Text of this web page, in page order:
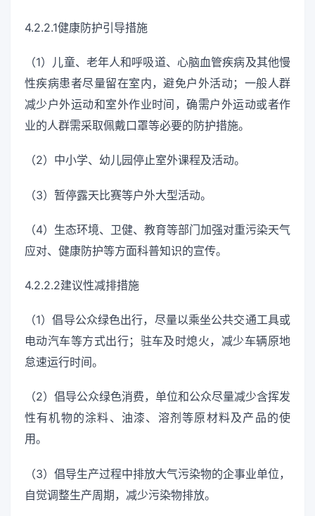
4.2.2.1健康防护引导措施
（1）儿童、老年人和呼吸道、心脑血管疾病及其他慢
性疾病患者尽量留在室内，避免户外活动；一般人群
减少户外运动和室外作业时间，确需户外运动或者作
业的人群需采取佩戴口罩等必要的防护措施。
（2）中小学、幼儿园停止室外课程及活动。
（3）暂停露天比赛等户外大型活动。
（4）生态环境、卫健、教育等部门加强对重污染天气
应对、健康防护等方面科普知识的宣传。
4.2.2.2建议性减排措施
（1）倡导公众绿色出行，尽量以乘坐公共交通工具或
电动汽车等方式出行；驻车及时熄火，减少车辆原地
怠速运行时间。
（2）倡导公众绿色消费，单位和公众尽量减少含挥发
性有机物的涂料、油漆、溶剂等原材料及产品的使
用。
（3）倡导生产过程中排放大气污染物的企事业单位，
自觉调整生产周期，减少污染物排放。